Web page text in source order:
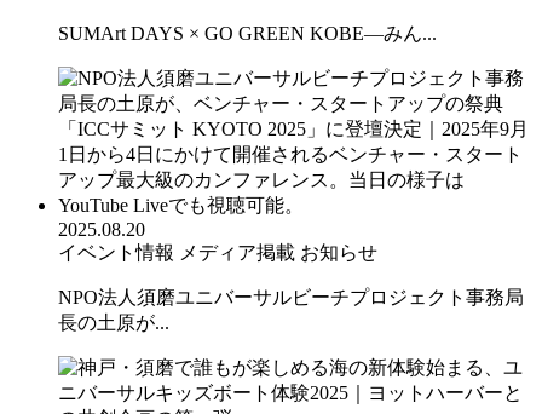
SUMArt DAYS × GO GREEN KOBE—みん...
2025.08.20
イベント情報 メディア掲載 お知らせ
NPO法人須磨ユニバーサルビーチプロジェクト事務局
長の土原が...